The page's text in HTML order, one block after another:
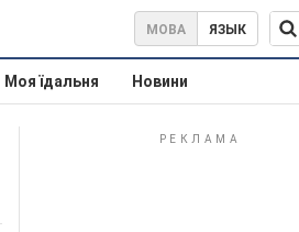
МОВА ЯЗЫК
Моя їдальня Новини